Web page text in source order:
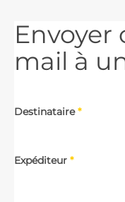
Envoyer
mail à
Destinataire*
Expéditeur *